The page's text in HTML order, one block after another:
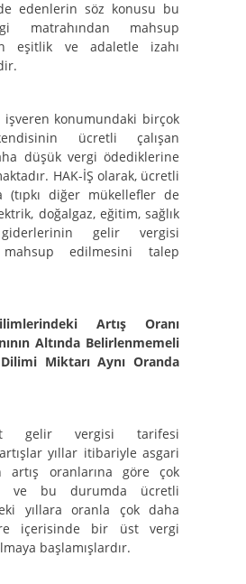
edenlerin söz konusu bu
matrahından mahsup
eşitlik ve adaletle izahı
konumundaki birçok
ücretli çalışan
düşük vergi ödediklerine
HAK-İŞ olarak, ücretli
(tıpkı diğer mükellefler de
doğalgaz, eğitim, sağlık
gelir vergisi
mahsup edilmesini talep
Artış Oranı
Altında Belirlenmemeli
Miktarı Aynı Oranda
gelir vergisi tarifesi
yıllar itibariyle asgari
artış oranlarına göre çok
ve bu durumda ücretli
yıllara oranla çok daha
içerisinde bir üst vergi
başlamışlardır.